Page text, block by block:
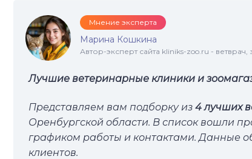
Мнение эксперта
Марина Кошкина
Автор-эксперт сайта kliniks-zoo.ru - ветврач,
Лучшие ветеринарные клиники и
Представляем вам подборку из 4 лучших
Оренбургской области. В список вошли
графиком работы и контактами. Данные
клиентов.